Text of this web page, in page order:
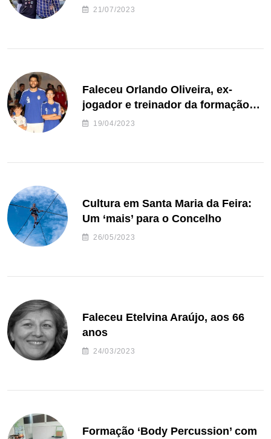
de Freguesia S. João de Ver
21/07/2023
Faleceu Orlando Oliveira, ex-
jogador e treinador da formação
de andebol do Feirense
19/04/2023
Cultura em Santa Maria da Feira:
Um ‘mais’ para o Concelho
26/05/2023
Faleceu Etelvina Araújo, aos 66
anos
24/03/2023
Formação ‘Body Percussion’ com